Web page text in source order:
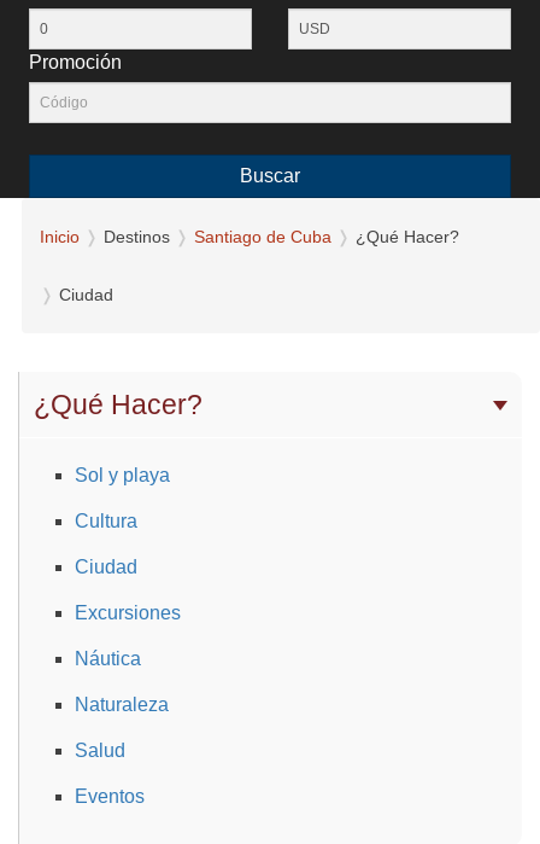
Promoción
Buscar
Inicio Destinos Santiago de Cuba ¿Qué Hacer?
Ciudad
¿Qué Hacer?
Sol y playa
Cultura
Ciudad
Excursiones
Náutica
Naturaleza
Salud
Eventos